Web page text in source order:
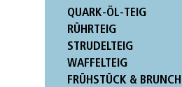
QUARK-ÖL-TEIG
RÜHRTEIG
STRUDELTEIG
WAFFELTEIG
FRÜHSTÜCK & BRUNCH